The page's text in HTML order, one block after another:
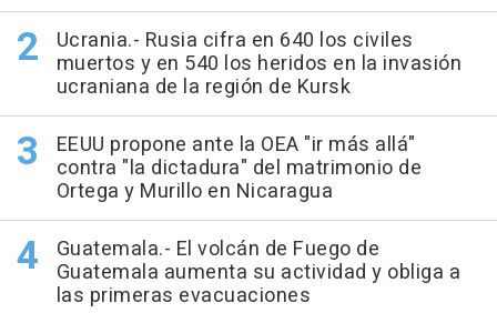
Ucrania.- Rusia cifra en 640 los civiles
muertos y en 540 los heridos en la invasión
ucraniana de la región de Kursk
EEUU propone ante la OEA "ir más allá"
contra "la dictadura" del matrimonio de
Ortega y Murillo en Nicaragua
Guatemala.- El volcán de Fuego de
Guatemala aumenta su actividad y obliga a
las primeras evacuaciones